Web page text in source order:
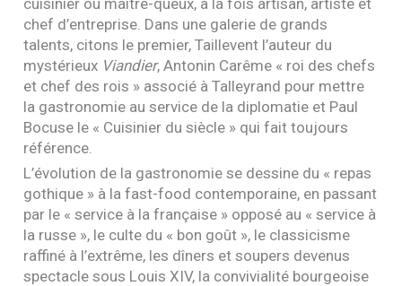
chef d’entreprise. Dans une galerie de grands
talents, citons le premier, Taillevent l’auteur du
mystérieux Viandier, Antonin Carême « roi des chefs
et chef des rois » associé à Talleyrand pour mettre
la gastronomie au service de la diplomatie et Paul
Bocuse le « Cuisinier du siècle » qui fait toujours
référence.
L’évolution de la gastronomie se dessine du « repas
gothique » à la fast-food contemporaine, en passant
par le « service à la française » opposé au « service à
la russe », le culte du « bon goût », le classicisme
raffiné à l’extrême, les dîners et soupers devenus
spectacle sous Louis XIV, la convivialité bourgeoise